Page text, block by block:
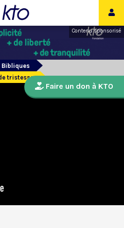
Contenu sponsorisé
Bibliques
tristesse
Faire un don à KTO